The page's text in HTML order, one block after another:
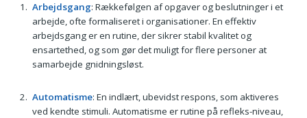
Arbejdsgang: Rækkefølgen af opgaver og beslutninger i et
arbejde, ofte formaliseret i organisationer. En effektiv
arbejdsgang er en rutine, der sikrer stabil kvalitet og
ensartethed, og som gør det muligt for flere personer at
samarbejde gnidningsløst.
Automatisme: En indlært, ubevidst respons, som aktiveres
ved kendte stimuli. Automatisme er rutine på refleks-niveau,